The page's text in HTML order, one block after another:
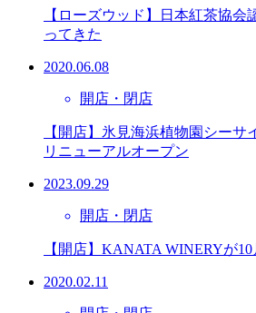
【ローズウッド】日本紅茶協会
ってきた
2020.06.08
開店・閉店
【開店】氷見海浜植物園シーサ
リニューアルオープン
2023.09.29
開店・閉店
【開店】KANATA WINERYが
2020.02.11